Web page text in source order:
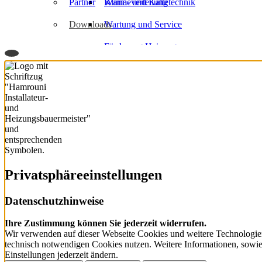
Wartung und Service
Förderung Heizung
Downloads
Privatsphäre­einstellungen
Datenschutzhinweise
Ihre Zustimmung können Sie jederzeit widerrufen.
Wir verwenden auf dieser Webseite Cookies und weitere
technisch notwendigen Cookies nutzen. Weitere Informationen,
Einstellungen jederzeit ändern.